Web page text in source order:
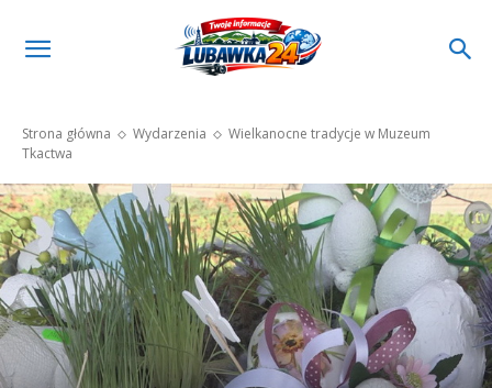
Strona główna Wydarzenia
Wielkanocne tradycje w Muzeum
Tkactwa